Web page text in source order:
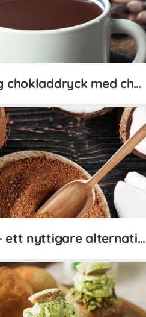
Recept: Nyttig chokladdryck med chaga
Kokossocker - ett nyttigare alternativ till socker